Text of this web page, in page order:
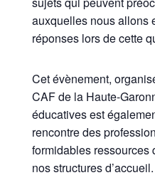
auxquelles nous allons
réponses lors de cette
Cet évènement,
CAF de la Haute-
éducatives est
rencontre des
formidables ressources
nos structures d’accueil.